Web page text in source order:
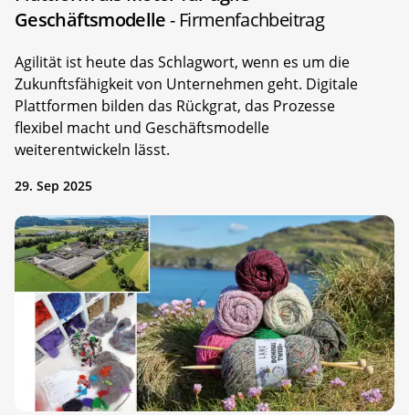
Geschäftsmodelle- Firmenfachbeitrag
Agilität ist heute das Schlagwort, wenn es um die
Zukunftsfähigkeit von Unternehmen geht. Digitale
Plattformen bilden das Rückgrat, das Prozesse
flexibel macht und Geschäftsmodelle
weiterentwickeln lässt.
29. Sep 2025